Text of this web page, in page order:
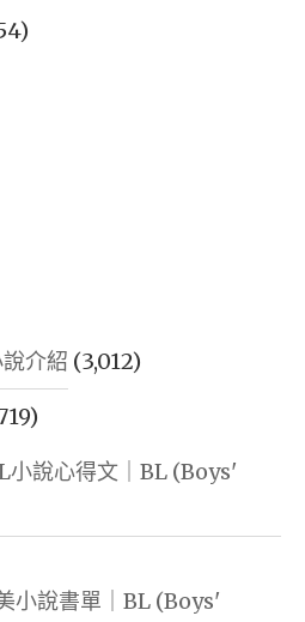
介紹 (3,012)
小說心得文｜BL (Boys'
小說書單｜BL (Boys'